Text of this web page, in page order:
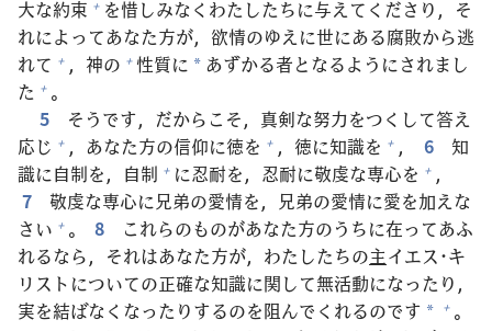
大な約束 + を惜しみなくわたしたちに与えてくださり，そ
れによってあなた方が， 欲情のゆえに世にある腐敗から逃
れて + ， 神の + 性質に * あずかる者となるようにされまし
た + 。
5
そうです，だからこそ， 真剣な努力をつくして答え
応じ + ，あなた方の信仰に徳を + ， 徳に知識を + ， 6
知
識に自制を， 自制 + に忍耐を， 忍耐に敬虔な専心を + ，
7
敬虔な専心に兄弟の愛情を， 兄弟の愛情に愛を加えな
さい + 。 8 これらのものがあなた方のうちに在ってあふ
れるなら，それはあなた方が，わたしたちの主イエス･キ
リストについての正確な知識に関して無活動になったり，
実を結ばなくなったりするのを阻んでくれるのです * + 。